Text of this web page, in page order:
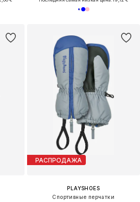
РАСПРОДАЖА
PLAYSHOES
Спортивные перчатки